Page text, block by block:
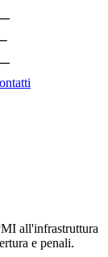
all'infrastruttura
e penali.